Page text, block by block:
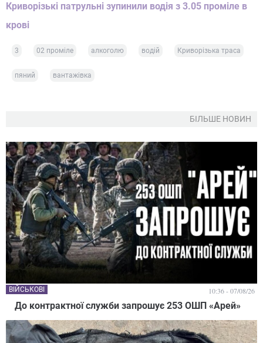
Криворізькі патрульні зупинили водія з 3.05 проміле в
крові
3 02 проміле алкоголю водій Криворізька траса
пяний вантажівка
БІЛЬШЕ НОВИН
До контрактної служби запрошує 253 ОШП «Арей»
ВІЙСЬКОВІ 10:36 - 07/08/26